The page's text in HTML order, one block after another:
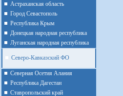
Астраханская область
Город Севастополь
Республика Крым
Донецкая народная республика
Луганская народная республика
Северо-Кавказский ФО
Северная Осетия Алания
Республика Дагестан
Ставропольский край